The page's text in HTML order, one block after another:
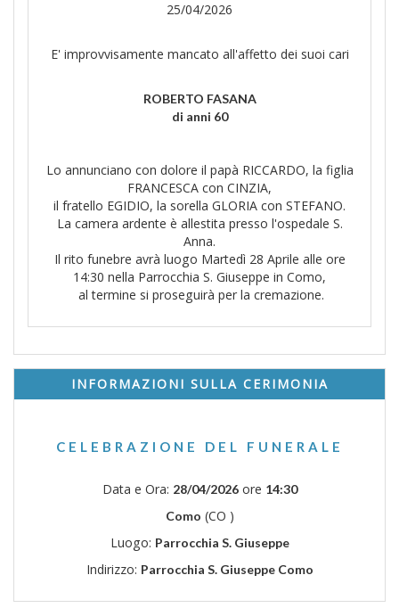
25/04/2026
E' improvvisamente mancato all'affetto dei suoi cari
ROBERTO FASANA
di anni 60
Lo annunciano con dolore il papà RICCARDO, la figlia
FRANCESCA con CINZIA,
il fratello EGIDIO, la sorella GLORIA con STEFANO.
La camera ardente è allestita presso l'ospedale S.
Anna.
Il rito funebre avrà luogo Martedì 28 Aprile alle ore
14:30 nella Parrocchia S. Giuseppe in Como,
al termine si proseguirà per la cremazione.
INFORMAZIONI SULLA CERIMONIA
CELEBRAZIONE DEL FUNERALE
Data e Ora: 28/04/2026ore 14:30
Como (CO )
Luogo: Parrocchia S. Giuseppe
Indirizzo: Parrocchia S. Giuseppe Como